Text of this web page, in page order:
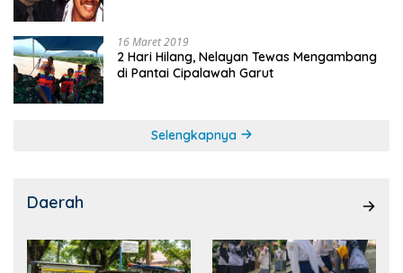
16 Maret 2019
2 Hari Hilang, Nelayan Tewas Mengambang
di Pantai Cipalawah Garut
Selengkapnya
Daerah